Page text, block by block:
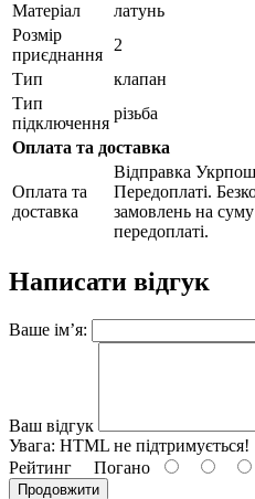
Матеріал
латунь
Розмір
приєднання
2
Тип
клапан
Тип
підключення
різьба
Оплата та доставка
Оплата та
доставка
Відправка
Передоплаті.
замовлень на
передоплаті.
Написати відгук
Ваше ім’я:
Ваш відгук
Увага: HTML не підтримується!
Рейтинг Погано
Продовжити